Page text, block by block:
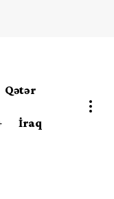
Qətər
İraq